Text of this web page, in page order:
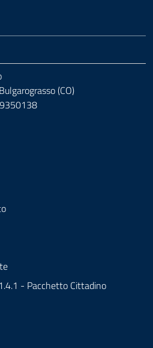
(CO)
- Pacchetto Cittadino